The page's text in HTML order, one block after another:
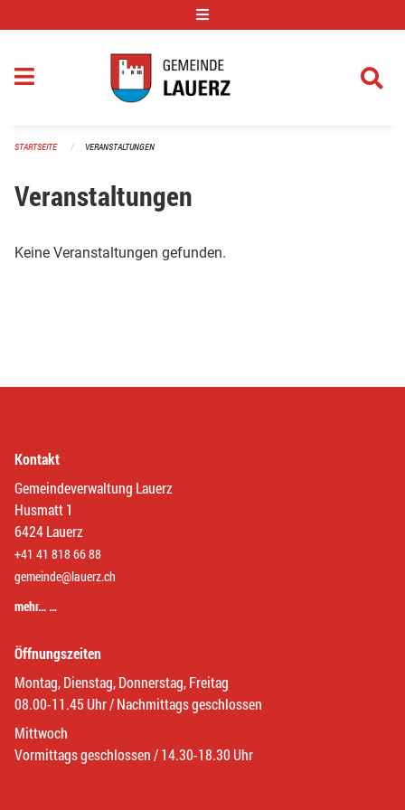
STARTSEITE VERANSTALTUNGEN
Veranstaltungen
Keine Veranstaltungen gefunden.
Kontakt
Gemeindeverwaltung Lauerz
Husmatt 1
6424 Lauerz
+41 41 818 66 88
gemeinde@lauerz.ch
mehr… …
Öffnungszeiten
Montag, Dienstag, Donnerstag, Freitag
08.00-11.45 Uhr / Nachmittags geschlossen
Mittwoch
Vormittags geschlossen / 14.30-18.30 Uhr